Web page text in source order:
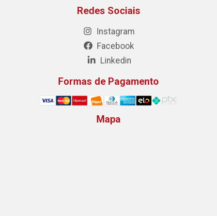
Redes Sociais
Instagram
Facebook
Linkedin
Formas de Pagamento
Mapa